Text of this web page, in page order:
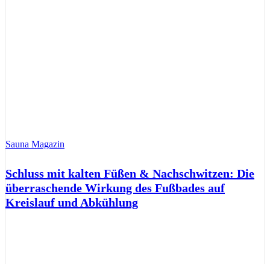
Sauna Magazin
Schluss mit kalten Füßen & Nachschwitzen: Die
überraschende Wirkung des Fußbades auf
Kreislauf und Abkühlung